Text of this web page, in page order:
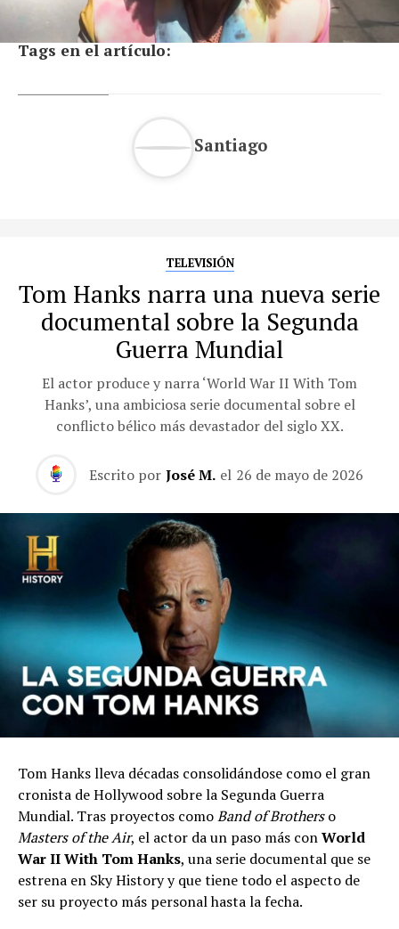
Tags en el artículo:
Santiago
TELEVISIÓN
Tom Hanks narra una nueva serie
documental sobre la Segunda
Guerra Mundial
El actor produce y narra ‘World War II With Tom
Hanks’, una ambiciosa serie documental sobre el
conflicto bélico más devastador del siglo XX.
Escrito por José M. el 26 de mayo de 2026
Tom Hanks lleva décadas consolidándose como el gran
cronista de Hollywood sobre la Segunda Guerra
Mundial. Tras proyectos comoBand of Brotherso
Masters of the Air, el actor da un paso más conWorld
War II With Tom Hanks, una serie documental que se
estrena en Sky History y que tiene todo el aspecto de
ser su proyecto más personal hasta la fecha.